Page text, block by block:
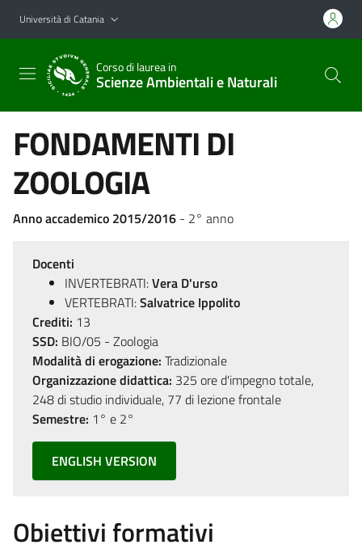
Vai al contenuto principale
Vai al menu di navigazione
Università di Catania
Corso di laurea in
Scienze Ambientali e Naturali
FONDAMENTI DI
ZOOLOGIA
Anno accademico 2015/2016 - 2° anno
Docenti
INVERTEBRATI:Vera D'urso
VERTEBRATI:Salvatrice Ippolito
Crediti: 13
SSD: BIO/05 - Zoologia
Modalità di erogazione: Tradizionale
Organizzazione didattica: 325 ore d'impegno totale,
248 di studio individuale, 77 di lezione frontale
Semestre: 1° e 2°
ENGLISH VERSION
Obiettivi formativi